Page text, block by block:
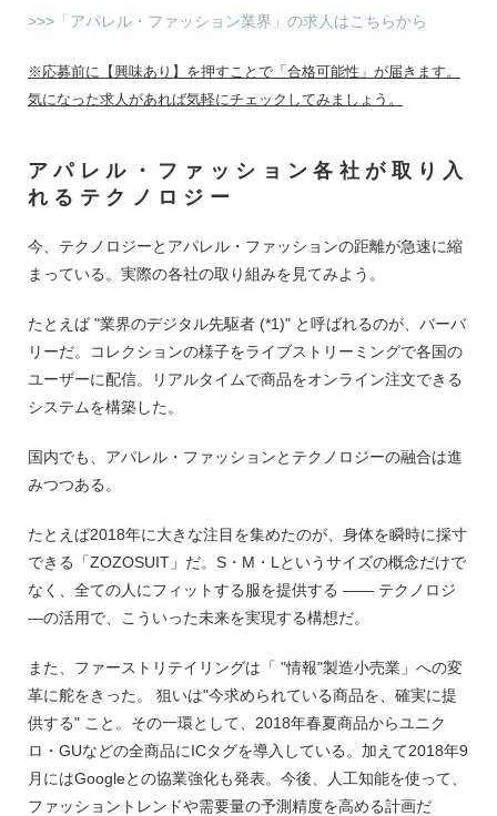
>>>「アパレル・ファッション業界」の求人はこちらから
※応募前に【興味あり】を押すことで「合格可能性」が届きます。
気になった求人があれば気軽にチェックしてみましょう。
アパレル・ファッション各社が取り入
れるテクノロジー
今、テクノロジーとアパレル・ファッションの距離が急速に縮
まっている。実際の各社の取り組みを見てみよう。
たとえば "業界のデジタル先駆者 (*1)" と呼ばれるのが、バーバ
リーだ。コレクションの様子をライブストリーミングで各国の
ユーザーに配信。リアルタイムで商品をオンライン注文できる
システムを構築した。
国内でも、アパレル・ファッションとテクノロジーの融合は進
みつつある。
たとえば2018年に大きな注目を集めたのが、身体を瞬時に採寸
できる「ZOZOSUIT」だ。S・M・Lというサイズの概念だけで
なく、全ての人にフィットする服を提供する ―― テクノロジ
―の活用で、こういった未来を実現する構想だ。
また、ファーストリテイリングは「 "情報"製造小売業」への変
革に舵をきった。 狙いは"今求められている商品を、確実に提
供する" こと。その一環として、2018年春夏商品からユニク
ロ・GUなどの全商品にICタグを導入している。加えて2018年9
月にはGoogleとの協業強化も発表。今後、人工知能を使って、
ファッショントレンドや需要量の予測精度を高める計画だ